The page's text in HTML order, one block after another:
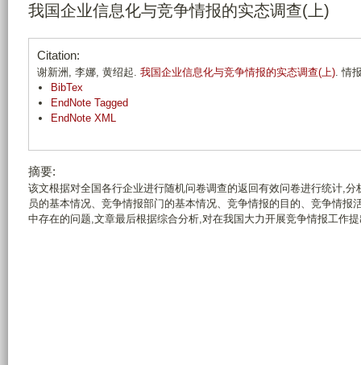
我国企业信息化与竞争情报的实态调查(上)
Citation:
谢新洲, 李娜, 黄绍起. 我国企业信息化与竞争情报的实态调查(上). 情
BibTex
EndNote Tagged
EndNote XML
摘要:
该文根据对全国各行企业进行随机问卷调查的返回有效问卷进行统计,
员的基本情况、竞争情报部门的基本情况、竞争情报的目的、竞争情
中存在的问题,文章最后根据综合分析,对在我国大力开展竞争情报工作